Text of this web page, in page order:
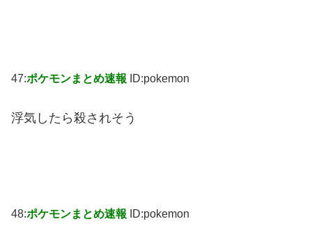
47:ポケモンまとめ速報 ID:pokemon
浮気したら殺されそう
48:ポケモンまとめ速報 ID:pokemon